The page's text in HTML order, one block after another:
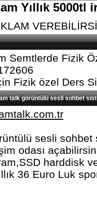
Yıllık
Semtlerde Fizik
Fizik özel Ders
talk görüntülü sesli sohbet
sesli
odası
harddisk
36 Euro Luk